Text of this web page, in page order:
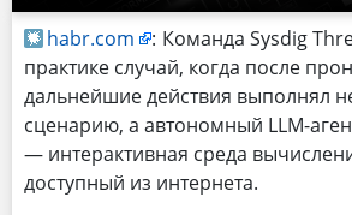
habr.com : Команда Sysdig
практике случай, когда после
дальнейшие действия выполнял
сценарию, а автономный LLM-
— интерактивная среда
доступный из интернета.